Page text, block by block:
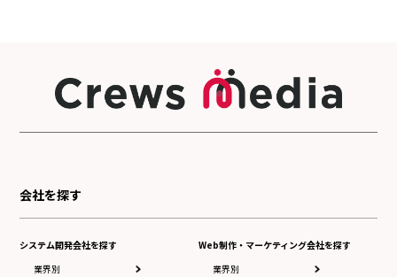
会社を探す
システム開発会社を探す
業界別
Web制作・マーケティング会社を探す
業界別